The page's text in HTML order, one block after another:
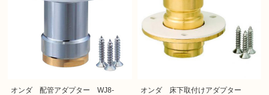
オンダ 配管アダプター WJ8-
オンダ 床下取付けアダプター